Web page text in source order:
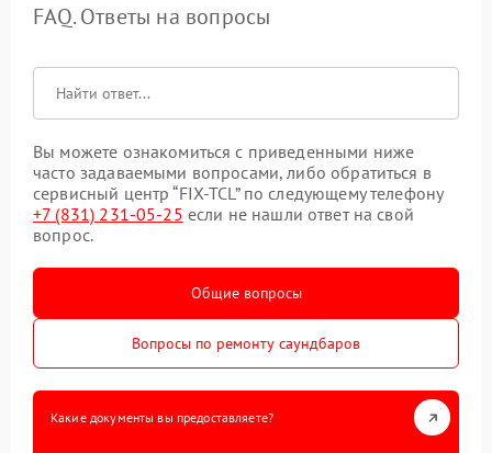
FAQ. Ответы на вопросы
Вы можете ознакомиться с приведенными ниже
часто задаваемыми вопросами, либо обратиться в
сервисный центр “FIX-TCL” по следующему телефону
+7 (831) 231-05-25 если не нашли ответ на свой
вопрос.
Общие вопросы
Вопросы по ремонту саундбаров
Какие документы вы предоставляете?